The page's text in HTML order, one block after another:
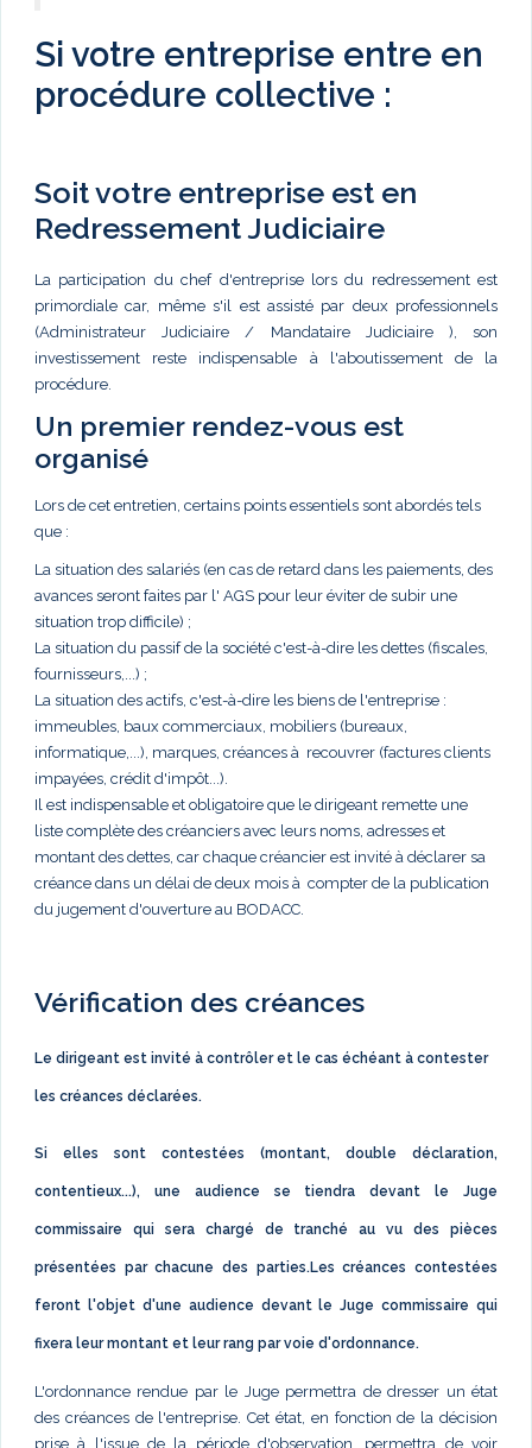
Si votre entreprise entre en
procédure collective :
Soit votre entreprise est en
Redressement Judiciaire
La participation du chef d'entreprise lors du redressement est
primordiale car, même s'il est assisté par deux professionnels
(Administrateur Judiciaire / Mandataire Judiciaire ), son
investissement reste indispensable à l'aboutissement de la
procédure.
Un premier rendez-vous est
organisé
Lors de cet entretien, certains points essentiels sont abordés tels
que :
La situation des salariés (en cas de retard dans les paiements, des
avances seront faites par l' AGS pour leur éviter de subir une
situation trop difficile) ;
La situation du passif de la société c'est-à-dire les dettes (fiscales,
fournisseurs,...) ;
La situation des actifs, c'est-à-dire les biens de l'entreprise :
immeubles, baux commerciaux, mobiliers (bureaux,
informatique,...), marques, créances à recouvrer (factures clients
impayées, crédit d'impôt...).
Il est indispensable et obligatoire que le dirigeant remette une
liste complète des créanciers avec leurs noms, adresses et
montant des dettes, car chaque créancier est invité à déclarer sa
créance dans un délai de deux mois à compter de la publication
du jugement d'ouverture au BODACC.
Vérification des créances
Le dirigeant est invité à contrôler et le cas échéant à contester
les créances déclarées.
Si elles sont contestées (montant, double déclaration,
contentieux...), une audience se tiendra devant le Juge
commissaire qui sera chargé de tranché au vu des pièces
présentées par chacune des parties.Les créances contestées
feront l'objet d'une audience devant le Juge commissaire qui
fixera leur montant et leur rang par voie d'ordonnance.
L'ordonnance rendue par le Juge permettra de dresser un état
des créances de l'entreprise. Cet état, en fonction de la décision
prise à l'issue de la période d'observation, permettra de voir